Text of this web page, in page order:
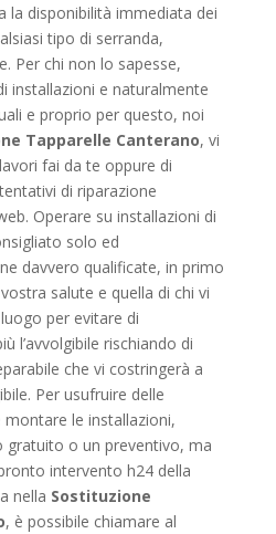
la disponibilità immediata dei
tipo di serranda,
Per chi non lo sapesse,
installazioni e naturalmente
e proprio per questo, noi
Tapparelle Canterano, vi
fai da te oppure di
di riparazione
Operare su installazioni di
solo ed
davvero qualificate, in primo
salute e quella di chi vi
per evitare di
l’avvolgibile rischiando di
che vi costringerà a
Per usufruire delle
le installazioni,
gratuito o un preventivo, ma
intervento h24 della
nella Sostituzione
, è possibile chiamare al